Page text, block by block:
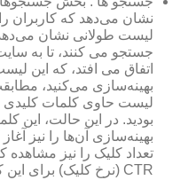
نشان می‌دهد که کاربران
لیست طولانی نشان می‌دهد
جستجو می کنند، تا به
اتفاق می افتد، که این
بهینه‌سازی می‌کنید،
لیست حاوی کلمات کلیدی
بودید. در این حالت، این
بهینه‌سازی آن‌ها را نیز
تعداد کلیک را نیز مشاهده